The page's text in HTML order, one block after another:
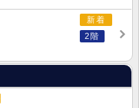
新着
2階